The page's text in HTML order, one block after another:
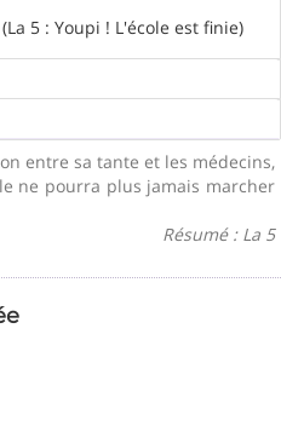
(La 5 : Youpi ! L'école est finie)
entre sa tante et les médecins,
ne pourra plus jamais marcher
Résumé : La 5